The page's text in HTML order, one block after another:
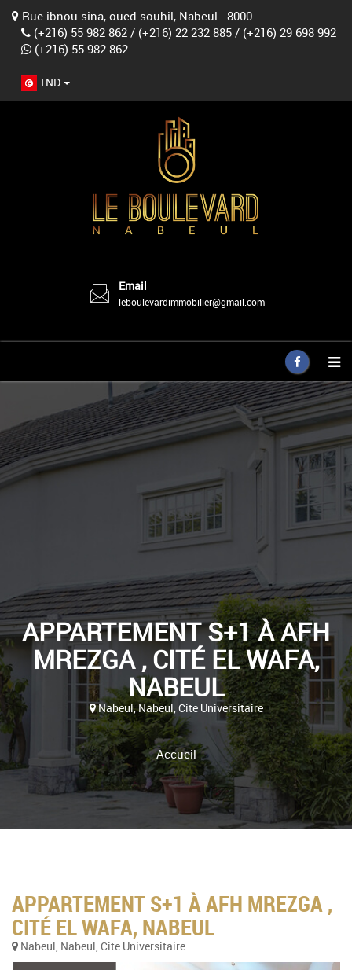
Rue ibnou sina, oued souhil, Nabeul - 8000
(+216) 55 982 862 / (+216) 22 232 885 / (+216) 29 698 992
(+216) 55 982 862
TND
Email
leboulevardimmobilier@gmail.com
APPARTEMENT S+1 À AFH
MREZGA , CITÉ EL WAFA,
NABEUL
Nabeul, Nabeul, Cite Universitaire
Accueil
APPARTEMENT S+1 À AFH MREZGA ,
CITÉ EL WAFA, NABEUL
Nabeul, Nabeul, Cite Universitaire